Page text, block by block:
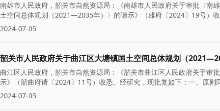
南雄市人民政府，韶关市自然资源局：《南雄市人民政府关于审批〈
土空间总体规划（2021—2035年）〉的请示》（雄府〔2024〕19号）
2024-07-05
韶关市人民政府关于曲江区大塘镇国土空间总体规划（
曲江区人民政府，韶关市自然资源局：《韶关市曲江区人民政府关于
示》（韶曲府请〔2024〕11号）收悉。经研究，现批复如下：一、原
2024-07-05